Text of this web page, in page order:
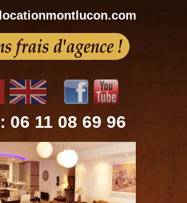
06 11 08 69 96